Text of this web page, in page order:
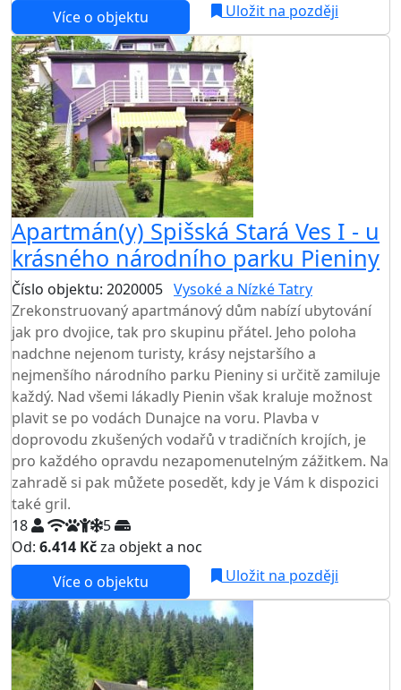
Více o objektu
Uložit na později
Apartmán(y) Spišská Stará Ves I - u
krásného národního parku Pieniny
Číslo objektu: 2020005 Vysoké a Nízké Tatry
Zrekonstruovaný apartmánový dům nabízí ubytování
jak pro dvojice, tak pro skupinu přátel. Jeho poloha
nadchne nejenom turisty, krásy nejstaršího a
nejmenšího národního parku Pieniny si určitě zamiluje
každý. Nad všemi lákadly Pienin však kraluje možnost
plavit se po vodách Dunajce na voru. Plavba v
doprovodu zkušených vodařů v tradičních krojích, je
pro každého opravdu nezapomenutelným zážitkem. Na
zahradě si pak můžete posedět, kdy je Vám k dispozici
také gril.
18
5
Od: 6.414 Kčza objekt a noc
Více o objektu
Uložit na později